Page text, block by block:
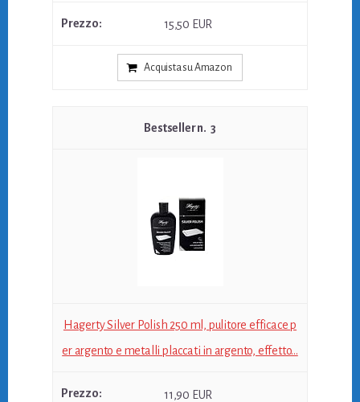
15,50 EUR
Acquista su Amazon
3
Hagerty Silver Polish 250 ml, pulitore efficace p
er argento e metalli placcati in argento, effetto...
11,90 EUR